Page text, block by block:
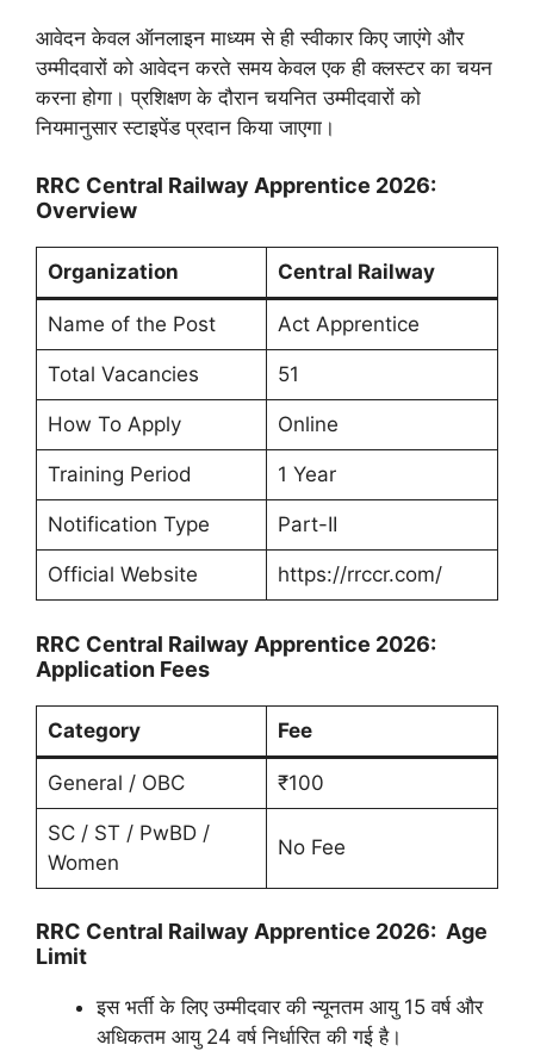
आवेदन केवल ऑनलाइन माध्यम से ही स्वीकार किए जाएंगे और
उम्मीदवारों को आवेदन करते समय केवल एक ही क्लस्टर का चयन
करना होगा। प्रशिक्षण के दौरान चयनित उम्मीदवारों को
नियमानुसार स्टाइपेंड प्रदान किया जाएगा।
RRC Central Railway Apprentice 2026:
Overview
Organization Central Railway
Name of the Post Act Apprentice
Total Vacancies 51
How To Apply Online
Training Period 1 Year
Notification Type Part-II
Official Website https://rrccr.com/
RRC Central Railway Apprentice 2026:
Application Fees
Category Fee
General / OBC ₹100
SC / ST / PwBD /
Women
No Fee
RRC Central Railway Apprentice 2026: Age
Limit
इस भर्ती के लिए उम्मीदवार की न्यूनतम आयु 15 वर्ष और
अधिकतम आयु 24 वर्ष निर्धारित की गई है।